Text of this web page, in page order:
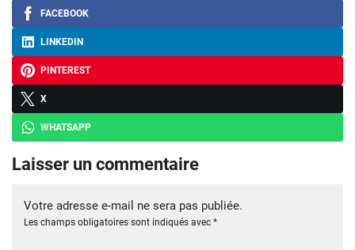
FACEBOOK
LINKEDIN
PINTEREST
X
WHATSAPP
Laisser un commentaire
Votre adresse e-mail ne sera pas publiée.
Les champs obligatoires sont indiqués avec *